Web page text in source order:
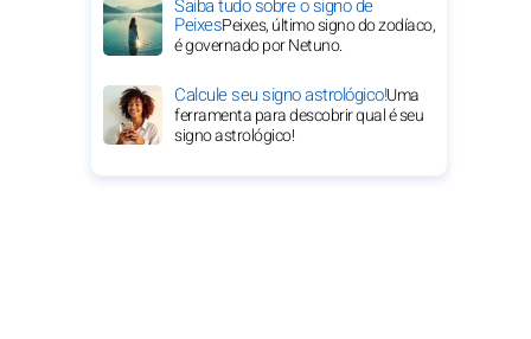
Saiba tudo sobre o signo de
PeixesPeixes, último signo do zodíaco,
é governado por Netuno.
Calcule seu signo astrológico!Uma
ferramenta para descobrir qual é seu
signo astrológico!